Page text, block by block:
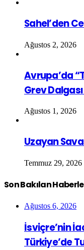
Sahel’den
Ağustos 2, 2026
Avrupa’da
Grev
Ağustos 1, 2026
Uzayan
Temmuz 29, 2026
Son Bakılan
Ağustos 6, 2026
İsviçre’nin
Türkiye’de